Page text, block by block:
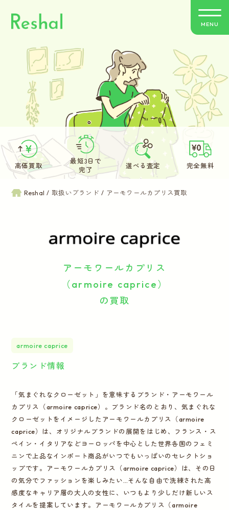
リシャールの特徴
買取方法のご案内
取扱いブランド
よくあるご質問
お客さまの声
運営会社
MENU
高価買取
最短3日で
完了
選べる査定 完全無料
Reshal 取扱いブランド アーモワールカプリス買取
アーモワールカプリス
（armoire caprice）
の買取
armoire caprice
ブランド情報
「気まぐれなクローゼット」を意味するブランド・アーモワール
カプリス（armoire caprice）。ブランド名のとおり、気まぐれな
クローゼットをイメージしたアーモワールカプリス（armoire
caprice）は、オリジナルブランドの展開をはじめ、フランス・ス
ペイン・イタリアなどヨーロッパを中心とした世界各国のフェミ
ニンで上品なインポート商品がいつでもいっぱいのセレクトショ
ップです。アーモワールカプリス（armoire caprice）は、その日
の気分でファッションを楽しみたい…そんな自由で洗練された高
感度なキャリア層の大人の女性に、いつもより少しだけ新しいス
タイルを提案しています。アーモワールカプリス（armoire